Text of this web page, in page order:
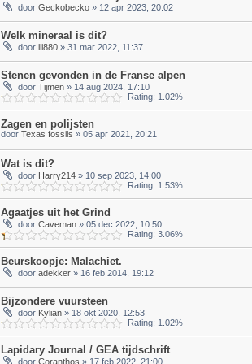
door Geckobecko » 12 apr 2023, 20:02
Welk mineraal is dit?
door ili880 » 31 mar 2022, 11:37
Stenen gevonden in de Franse alpen
door Tijmen » 14 aug 2024, 17:10
Rating: 1.02%
Zagen en polijsten
door Texas fossils » 05 apr 2021, 20:21
Wat is dit?
door Harry214 » 10 sep 2023, 14:00
Rating: 1.53%
Agaatjes uit het Grind
door Caveman » 05 dec 2022, 10:50
Rating: 3.06%
Beurskoopje: Malachiet.
door adekker » 16 feb 2014, 19:12
Bijzondere vuursteen
door Kylian » 18 okt 2020, 12:53
Rating: 1.02%
Lapidary Journal / GEA tijdschrift
door Coranthos » 17 feb 2022, 21:00